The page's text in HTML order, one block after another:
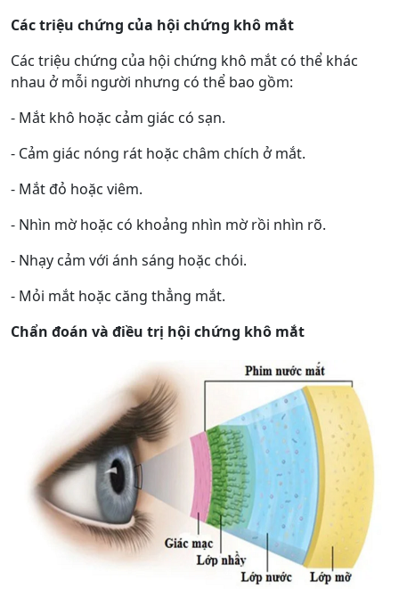
Các triệu chứng của hội chứng khô mắt
Các triệu chứng của hội chứng khô mắt có thể khác
nhau ở mỗi người nhưng có thể bao gồm:
- Mắt khô hoặc cảm giác có sạn.
- Cảm giác nóng rát hoặc châm chích ở mắt.
- Mắt đỏ hoặc viêm.
- Nhìn mờ hoặc có khoảng nhìn mờ rồi nhìn rõ.
- Nhạy cảm với ánh sáng hoặc chói.
- Mỏi mắt hoặc căng thẳng mắt.
Chẩn đoán và điều trị hội chứng khô mắt